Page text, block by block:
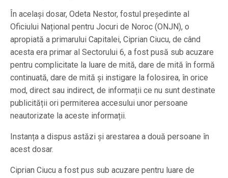
În același dosar, Odeta Nestor, fostul președinte al
Oficiului Național pentru Jocuri de Noroc (ONJN), o
apropiată a primarului Capitalei, Ciprian Ciucu, de când
acesta era primar al Sectorului 6, a fost pusă sub acuzare
pentru complicitate la luare de mită, dare de mită în formă
continuată, dare de mită și instigare la folosirea, în orice
mod, direct sau indirect, de informații ce nu sunt destinate
publicității ori permiterea accesului unor persoane
neautorizate la aceste informații.
Instanța a dispus astăzi și arestarea a două persoane în
acest dosar.
Ciprian Ciucu a fost pus sub acuzare pentru luare de